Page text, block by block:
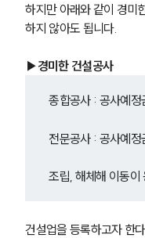
하지만 아래와 같이 경미
하지 않아도 됩니다.
▶경미한 건설공사
종합공사 : 공사예
전문공사 : 공사예
조립, 해체해 이동이
건설업을 등록하고자 한